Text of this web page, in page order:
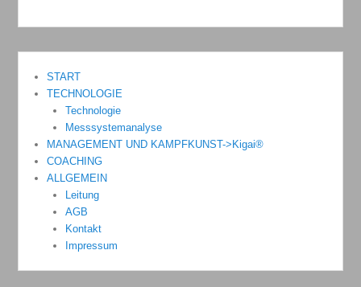
START
TECHNOLOGIE
Technologie
Messsystemanalyse
MANAGEMENT UND KAMPFKUNST->Kigai®
COACHING
ALLGEMEIN
Leitung
AGB
Kontakt
Impressum